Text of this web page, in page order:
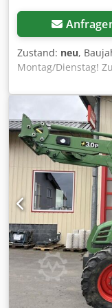
Zustand: neu,
Montag/Dienstag!
1400/2.0mm ohne
Wir sind Ihr Partner
uns selbst ist es,
zu leisten, um
sind nur deshalb
Leib und Seele
Arbeitslänge 1400
2,0 mm
Kilogramm der
Oberbalkens in drei
den Balken 80 mm
Preis: 1450 Euro
Woche Barzahlung
(max.
optional 350 Euro